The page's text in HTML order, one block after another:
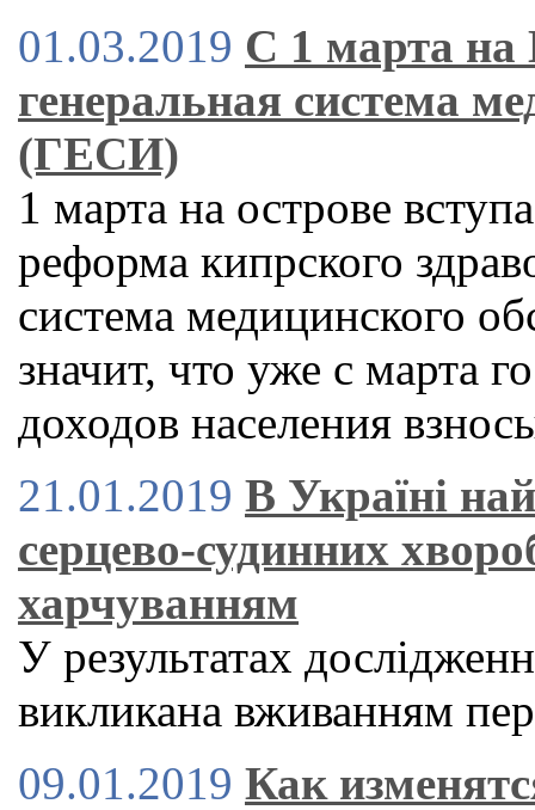
01.03.2019 С 1 марта на
генеральная система
(ГЕСИ)
1 марта на острове
реформа кипрского
система медицинского
значит, что уже с марта
доходов населения
21.01.2019 В Україні
серцево-судинних
харчуванням
У результатах
викликана вживанням
09.01.2019 Как